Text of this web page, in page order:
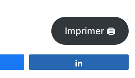
Imprimer 🖨